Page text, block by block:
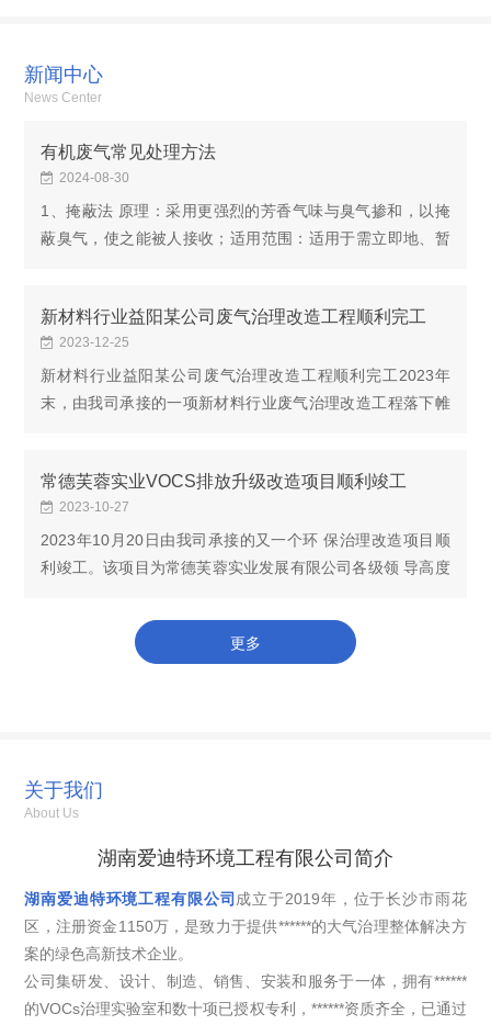
新闻中心
News Center
有机废气常见处理方法
2024-08-30
1、掩蔽法 原理：采用更强烈的芳香气味与臭气掺和，以掩
蔽臭气，使之能被人接收；适用范围：适用于需立即地、暂
新材料行业益阳某公司废气治理改造工程顺利完工
2023-12-25
新材料行业益阳某公司废气治理改造工程顺利完工2023年
末，由我司承接的一项新材料行业废气治理改造工程落下帷
常德芙蓉实业VOCS排放升级改造项目顺利竣工
2023-10-27
2023年10月20日由我司承接的又一个环 保治理改造项目顺
利竣工。该项目为常德芙蓉实业发展有限公司各级领 导高度
VOCs收集治理排放进行升级改造。本次改造范围包括...
更多
关于我们
About Us
湖南爱迪特环境工程有限公司简介
湖南爱迪特环境工程有限公司 成立于2019年，位于长沙市雨花
区，注册资金1150万，是致力于提供******的大气治理整体解决方
案的绿色高新技术企业。
公司集研发、设计、制造、销售、安装和服务于一体，拥有******
的VOCs治理实验室和数十项已授权专利，******资质齐全，已通过